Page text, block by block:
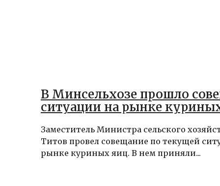
В Минсельхозе прошло
ситуации на рынке
Заместитель Министра сельского
Титов провел совещание по текущей
рынке куриных яиц. В нем приняли...